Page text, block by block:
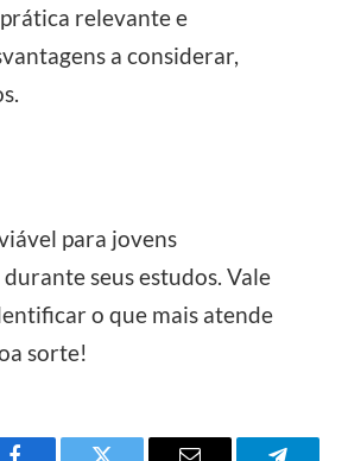
relevante e
a considerar,
para jovens
seus estudos. Vale
o que mais atende
sorte!